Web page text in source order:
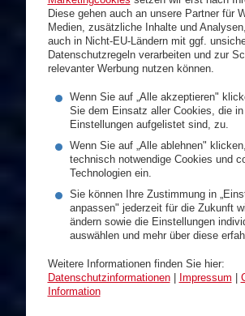
Diese gehen auch an unsere Partner für
Medien, zusätzliche Inhalte und
auch in Nicht-EU-Ländern mit ggf.
Datenschutzregeln verarbeiten und zur
relevanter Werbung nutzen können.
Wenn Sie auf „Alle akzeptieren"
Sie dem Einsatz aller Cookies, die
Einstellungen aufgelistet sind, zu.
Wenn Sie auf „Alle ablehnen"
technisch notwendige Cookies und
Technologien ein.
Sie können Ihre Zustimmung in
anpassen" jederzeit für die Zukunft
ändern sowie die Einstellungen
auswählen und mehr über diese
Weitere Informationen finden Sie hier:
Datenschutzinformationen| Impressum
Information